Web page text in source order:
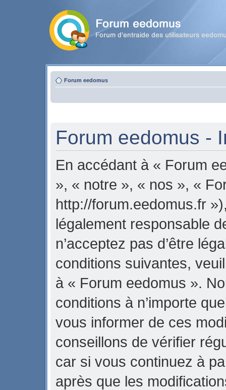
Forum eedomus
Forum eedomus -
En accédant à « Forum
», « notre », « nos », «
http://forum.eedomus.fr
légalement responsable
n’acceptez pas d’être
conditions suivantes,
à « Forum eedomus ».
conditions à n’importe
vous informer de ces
conseillons de vérifier
car si vous continuez à
après que les